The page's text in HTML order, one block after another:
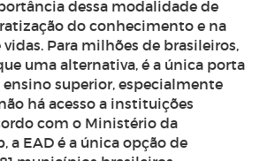
dessa modalidade de
do conhecimento e na
Para milhões de brasileiros,
uma alternativa, é a única porta
superior, especialmente
há acesso a instituições
com o Ministério da
a EAD é a única opção de